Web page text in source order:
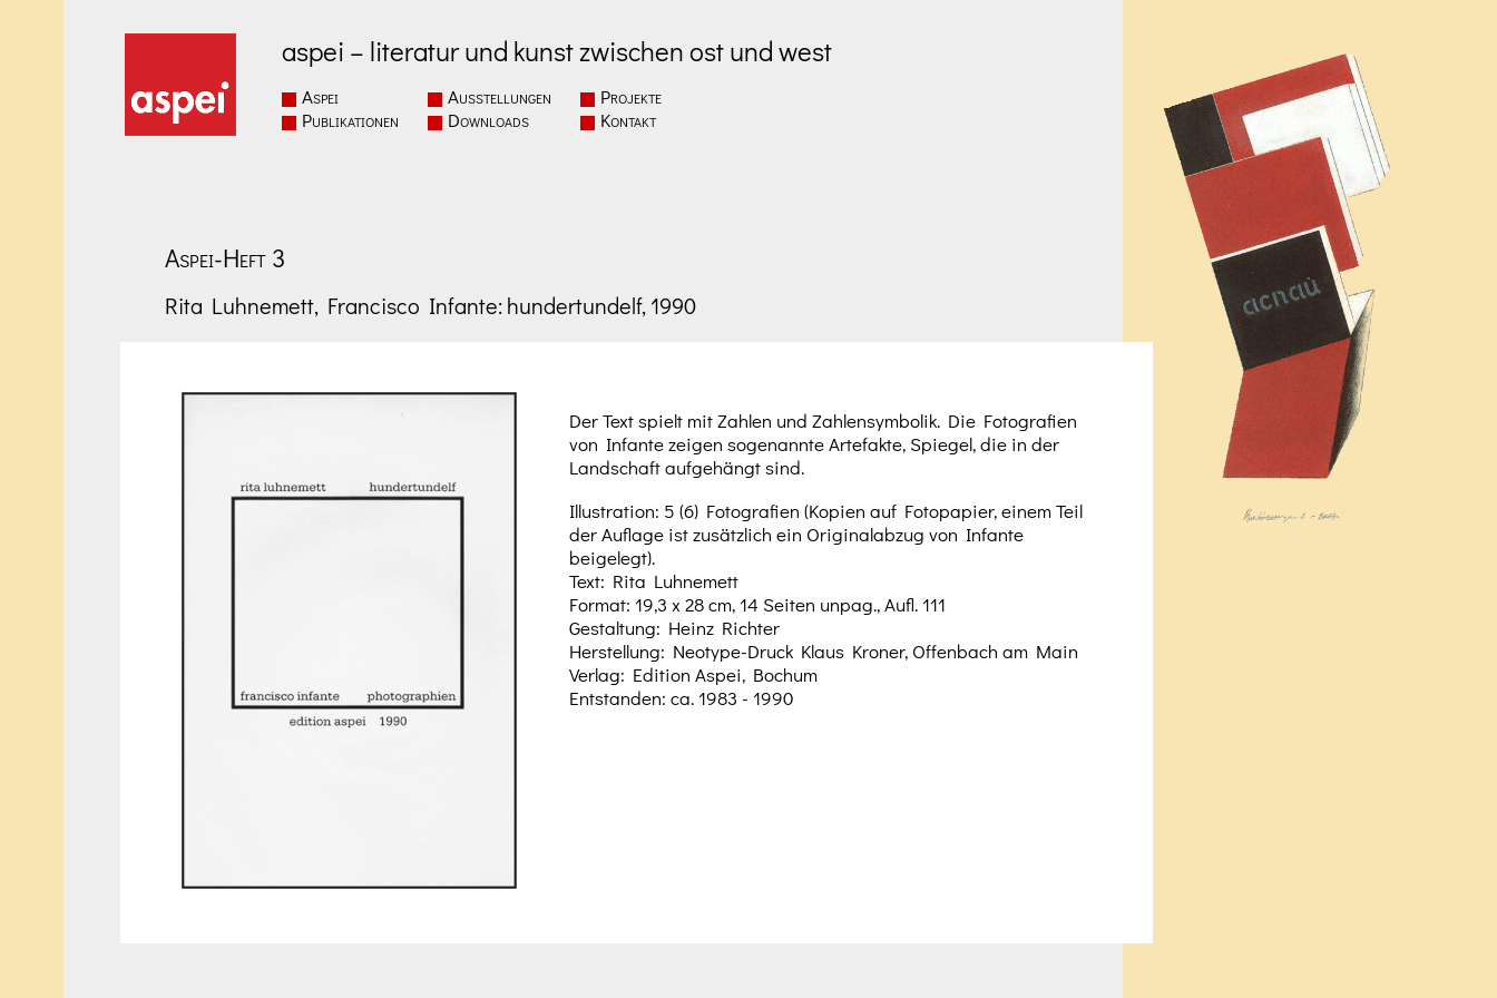
aspei – literatur und kunst zwischen ost und west
Aspei Ausstellungen
Projekte
Publikationen
Downloads Kontakt
Aspei-Heft 3
Rita Luhnemett, Francisco Infante: hundertundelf, 1990
Der Text spielt mit Zahlen und Zahlensymbolik. Die Fotografien
von Infante zeigen sogenannte Artefakte, Spiegel, die in der
Landschaft aufgehängt sind.
Illustration: 5 (6) Fotografien (Kopien auf Fotopapier, einem Teil
der Auflage ist zusätzlich ein Originalabzug von Infante
beigelegt).
Text: Rita Luhnemett
Format: 19,3 x 28 cm, 14 Seiten unpag., Aufl. 111
Gestaltung: Heinz Richter
Herstellung: Neotype-Druck Klaus Kroner, Offenbach am Main
Verlag: Edition Aspei, Bochum
Entstanden: ca. 1983 - 1990